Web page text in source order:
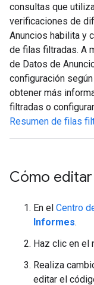
consultas que
verificaciones de
Anuncios habilita y
de filas filtradas. A
de Datos de
configuración
obtener más
filtradas o
Resumen de filas
Cómo
En el Centro
Informes.
Haz clic en el
Realiza
editar el